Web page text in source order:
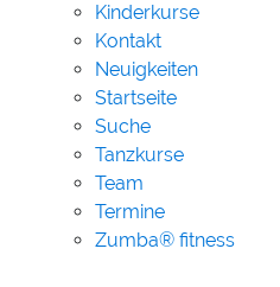
Kinderkurse
Kontakt
Neuigkeiten
Startseite
Suche
Tanzkurse
Team
Termine
Zumba® fitness